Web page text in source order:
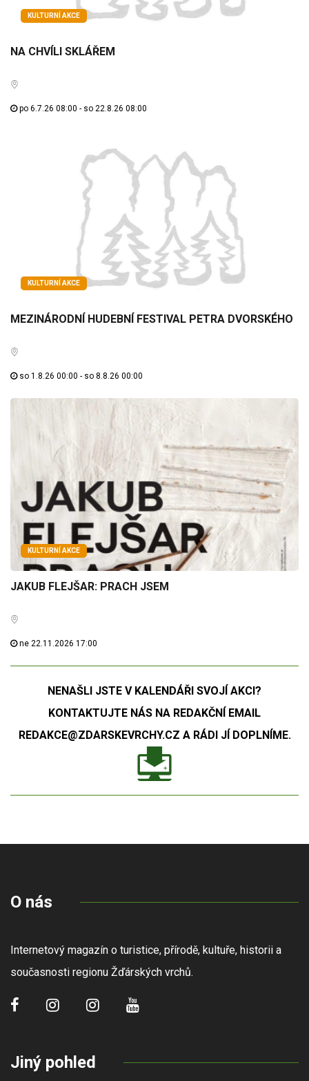
KULTURNÍ AKCE
NA CHVÍLI SKLÁŘEM
po 6.7.26 08:00 - so 22.8.26 08:00
KULTURNÍ AKCE
MEZINÁRODNÍ HUDEBNÍ FESTIVAL PETRA DVORSKÉHO
so 1.8.26 00:00 - so 8.8.26 00:00
KULTURNÍ AKCE
JAKUB FLEJŠAR: PRACH JSEM
ne 22.11.2026 17:00
NENAŠLI JSTE V KALENDÁŘI SVOJÍ AKCI?
KONTAKTUJTE NÁS NA REDAKČNÍ EMAIL
REDAKCE@ZDARSKEVRCHY.CZ A RÁDI JÍ DOPLNÍME.
O nás
Internetový magazín o turistice, přírodě, kultuře, historii a
současnosti regionu Žďárských vrchů.
Jiný pohled